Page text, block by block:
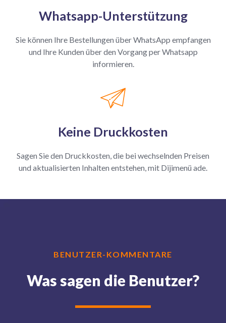
Whatsapp-Unterstützung
Sie können Ihre Bestellungen über WhatsApp empfangen
und Ihre Kunden über den Vorgang per Whatsapp
informieren.
Keine Druckkosten
Sagen Sie den Druckkosten, die bei wechselnden Preisen
und aktualisierten Inhalten entstehen, mit Dijimenü ade.
BENUTZER-KOMMENTARE
Was sagen die Benutzer?